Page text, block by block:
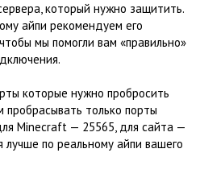
который нужно защитить.
айпи рекомендуем его
мы помогли вам «правильно»
которые нужно пробросить
пробрасывать только порты
Minecraft — 25565, для сайта —
лучше по реальному айпи вашего